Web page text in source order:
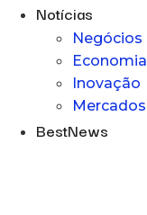
Notícias
Negócios
Economia
Inovação
Mercados
BestNews